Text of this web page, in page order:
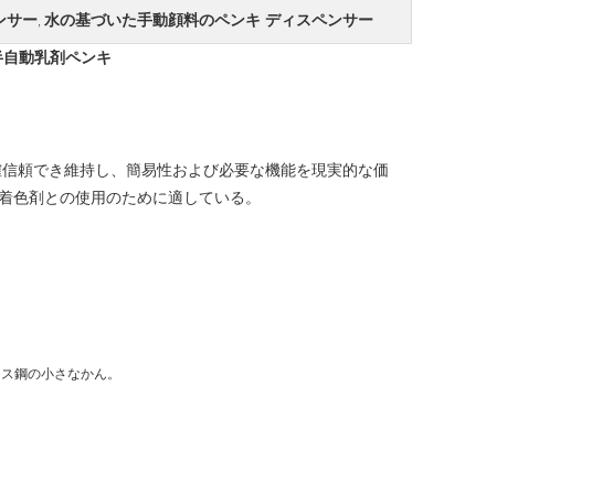
サー, 水の基づいた手動顔料のペンキ ディスペンサー
動乳剤ペンキ
頼でき維持し、簡易性および必要な機能を現実的な価
剤との使用のために適している。
鋼の小さなかん。